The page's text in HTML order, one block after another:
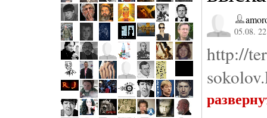
05.08.
http://